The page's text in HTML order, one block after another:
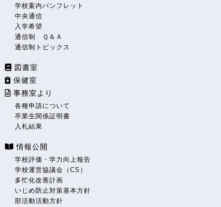
学校案内パンフレット
中央通信
入学希望
通信制 Ｑ＆Ａ
通信制トピックス
図書室
保健室
事務室より
各種申請について
卒業生関係証明書
入札結果
情報公開
学校評価・学力向上報告
学校運営協議会（CS）
多忙化改善計画
いじめ防止対策基本方針
部活動活動方針